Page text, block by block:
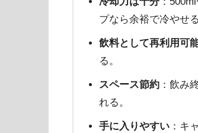
プなら余裕で冷やせる
飲料として再利用可
る。
スペース節約：飲み
れる。
手に入りやすい：キ